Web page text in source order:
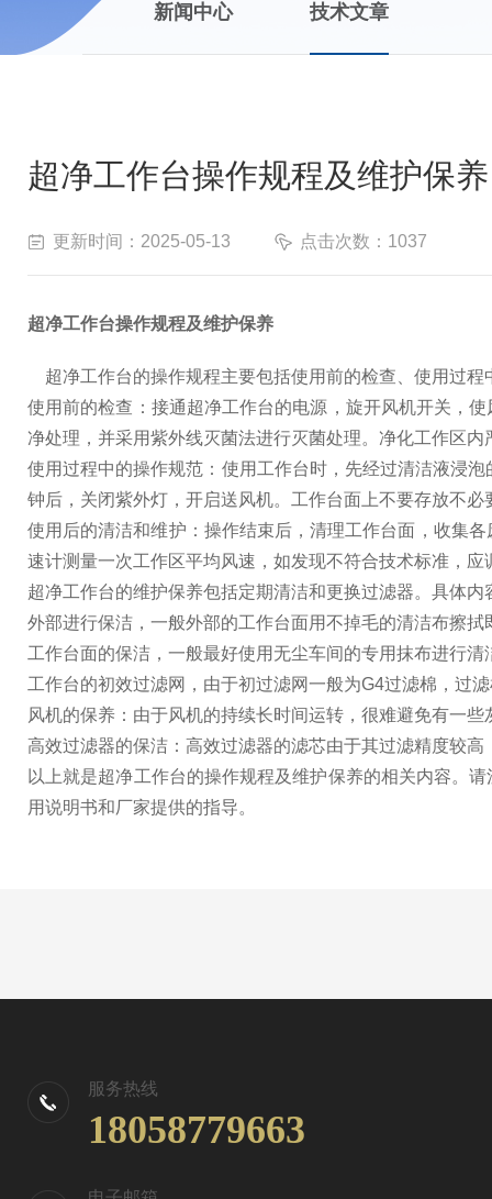
新闻中心 技术文章
超净工作台操作规程及维护保养
更新时间：2025-05-13 点击次数：1037
超净工作台操作规程及维护保养
超净工作台的操作规程主要包括使用前的检查、使用过
使用前的检查：接通超净工作台的电源，旋开风机开关，
净处理，并采用紫外线灭菌法进行灭菌处理。净化工作区
使用过程中的操作规范：使用工作台时，先经过清洁液浸
钟后，关闭紫外灯，开启送风机。工作台面上不要存放不
使用后的清洁和维护：操作结束后，清理工作台面，收集
速计测量一次工作区平均风速，如发现不符合技术标准，
超净工作台的维护保养包括定期清洁和更换过滤器。具体内
外部进行保洁，一般外部的工作台面用不掉毛的清洁布擦拭
工作台面的保洁，一般最好使用无尘车间的专用抹布进行
工作台的初效过滤网，由于初过滤网一般为G4过滤棉，过
风机的保养：由于风机的持续长时间运转，很难避免有一
高效过滤器的保洁：高效过滤器的滤芯由于其过滤精度较
以上就是超净工作台的操作规程及维护保养的相关内容。
用说明书和厂家提供的指导。
服务热线
18058779663